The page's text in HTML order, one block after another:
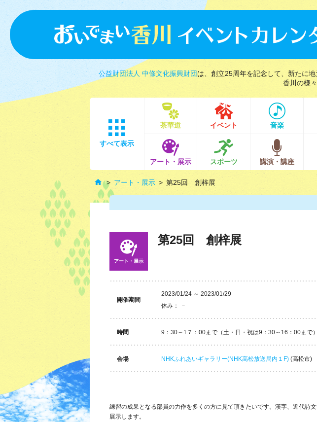
公益財団法人 中條文化振興財団は、創立25周年を記念して、新たに
香川の様
すべて表示
茶華道 イベント 音楽
アート・展示 スポーツ 講演・講座
アート・展示 第25回 創梓展
アート・展示
第25回 創梓展
開催期間
2023/01/24 ～ 2023/01/29
休み： －
時間 9：30～1７：00まで（土・日・祝は9：30～16：00まで）
会場 NHKふれあいギャラリー(NHK高松放送局内１F) (高松市)
練習の成果となる部員の力作を多くの方に見て頂きたいです。漢字、近代詩
展示します。